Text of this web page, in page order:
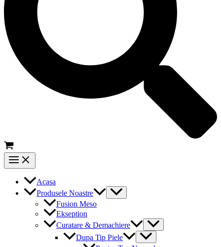
Main
Menu
Acasa
Produsele Noastre
Menu
Toggle
Fusion Meso
Ekseption
Curatare & Demachiere
Menu
Toggle
Dupa Tip Piele
Menu
Toggle